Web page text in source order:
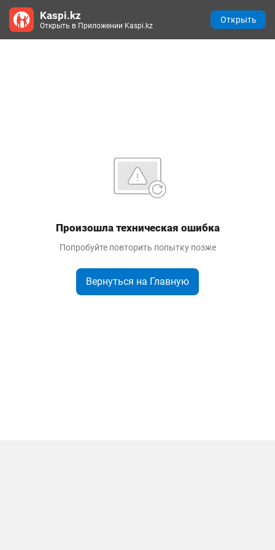
Произошла техническая ошибка
Попробуйте повторить попытку позже
Вернуться на Главную
Kaspi.kz
Открыть в Приложении Kaspi.kz
Открыть